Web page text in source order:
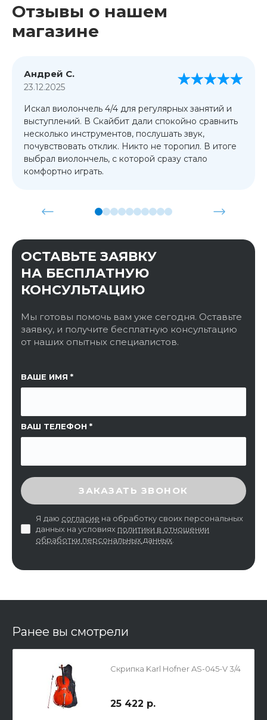
Отзывы о нашем
магазине
Андрей С.
23.12.2025
Искал виолончель 4/4 для регулярных занятий и
выступлений. В Скайбит дали спокойно сравнить
несколько инструментов, послушать звук,
почувствовать отклик. Никто не торопил. В итоге
выбрал виолончель, с которой сразу стало
комфортно играть.
ОСТАВЬТЕ ЗАЯВКУ
НА БЕСПЛАТНУЮ
КОНСУЛЬТАЦИЮ
Мы готовы помочь вам уже сегодня. Оставьте
заявку, и получите бесплатную консультацию
от наших опытных специалистов.
ВАШЕ ИМЯ
ВАШ ТЕЛЕФОН
ССЫЛКА НА СТРАНИЦУ
ВВЕДИТЕ ПРОВЕРОЧНЫЙ КОД
ЗАКАЗАТЬ ЗВОНОК
Я даю согласие на обработку своих персональных
данных на условиях политики в отношении
обработки персональных данных
Ранее вы смотрели
Скрипка Karl Hofner AS-045-V 3/4
25 422 р.